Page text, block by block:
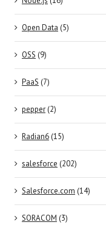
Open Data (5)
OSS (9)
PaaS (7)
pepper(2)
Radian6(15)
salesforce (202)
Salesforce.com (14)
SORACOM (3)